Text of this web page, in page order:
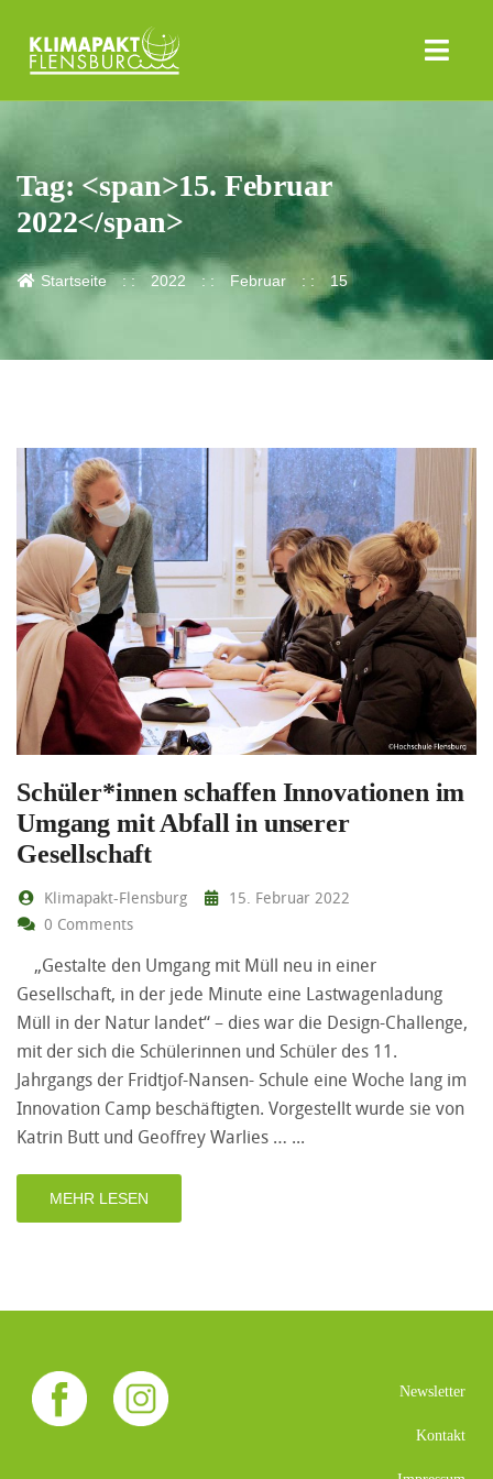
Tag: <span>15. Februar
2022</span>
Startseite 2022 Februar 15
Schüler*innen schaffen Innovationen im
Umgang mit Abfall in unserer
Gesellschaft
Klimapakt-Flensburg
15. Februar 2022
0 Comments
„Gestalte den Umgang mit Müll neu in einer
Gesellschaft, in der jede Minute eine Lastwagenladung
Müll in der Natur landet“ – dies war die Design-Challenge,
mit der sich die Schülerinnen und Schüler des 11.
Jahrgangs der Fridtjof-Nansen- Schule eine Woche lang im
Innovation Camp beschäftigten. Vorgestellt wurde sie von
Katrin Butt und Geoffrey Warlies …
MEHR LESEN
Newsletter
Kontakt